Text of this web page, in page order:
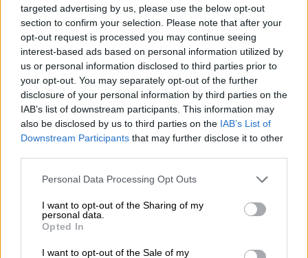
targeted advertising by us, please use the below opt-out
section to confirm your selection. Please note that after your
opt-out request is processed you may continue seeing
interest-based ads based on personal information utilized by
us or personal information disclosed to third parties prior to
your opt-out. You may separately opt-out of the further
disclosure of your personal information by third parties on the
IAB’s list of downstream participants. This information may
also be disclosed by us to third parties on the IAB’s List of
Downstream Participants that may further disclose it to other
Please note that this website/app uses one or more Google
not limited to your visit or usage behaviour. You may click to
grant or deny consent to Google and its third-party tags to
use your data for below specified purposes in below Google
consent section.
Personal Data Processing Opt Outs
I want to opt-out of the Sharing of my
personal data.
Opted In
I want to opt-out of the Sale of my
Ο επικεφαλής της ευρωπαϊκής διπλωματίας
συγκάλεσε το ad hoc συμβούλιο μετά τη
διαταγή του ρώσου προέδρου Βλαντίμιρ
Πούτιν να γίνει μερική επιστράτευση στη
χώρα του, για πρώτη φορά μετά τον Β΄
Παγκόσμιο Πόλεμο. Αναμένεται να
επιστρατευτούν 300.000 έφεδροι.
μερική επιστράτευση (...), υποστηρίζοντας
τη διεξαγωγή παράνομων ‘δημοψηφισμάτων’
σε ουκρανικές περιοχές που κατέχει και